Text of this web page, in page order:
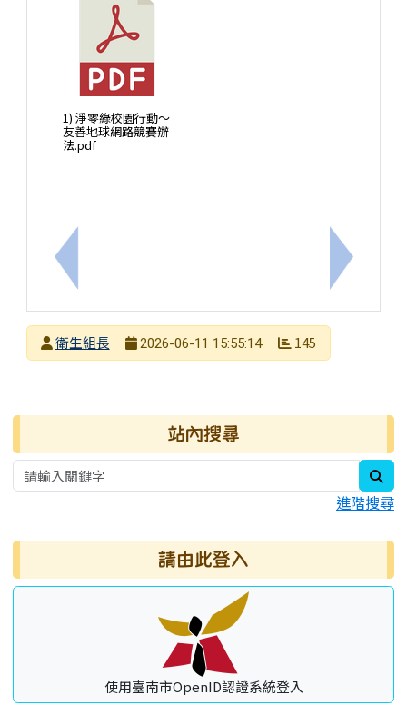
上一筆：轉知-115年暑期台南市議長盃3VS3籃球賽
1) 淨零綠校園行動～
友善地球網路競賽辦
法.pdf
下一筆：
發布者
衛生組長
2026-06-11 15:55:14 145
右邊區域內容 站內搜尋
進階搜尋
請由此登入
使用臺南市OpenID認證系統登入